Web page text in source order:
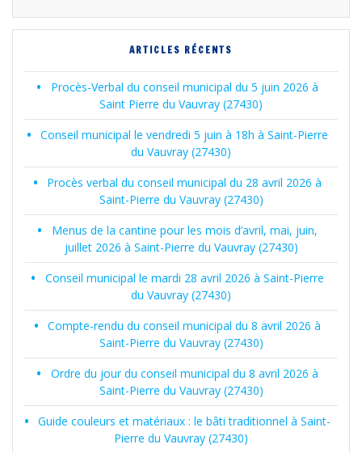
ARTICLES RÉCENTS
Procès-Verbal du conseil municipal du 5 juin 2026 à
Saint Pierre du Vauvray (27430)
Conseil municipal le vendredi 5 juin à 18h à Saint-Pierre
du Vauvray (27430)
Procès verbal du conseil municipal du 28 avril 2026 à
Saint-Pierre du Vauvray (27430)
Menus de la cantine pour les mois d’avril, mai, juin,
juillet 2026 à Saint-Pierre du Vauvray (27430)
Conseil municipal le mardi 28 avril 2026 à Saint-Pierre
du Vauvray (27430)
Compte-rendu du conseil municipal du 8 avril 2026 à
Saint-Pierre du Vauvray (27430)
Ordre du jour du conseil municipal du 8 avril 2026 à
Saint-Pierre du Vauvray (27430)
Guide couleurs et matériaux : le bâti traditionnel à Saint-
Pierre du Vauvray (27430)